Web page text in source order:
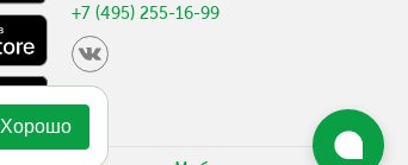
Хорошо
+7 (495) 255-16-99